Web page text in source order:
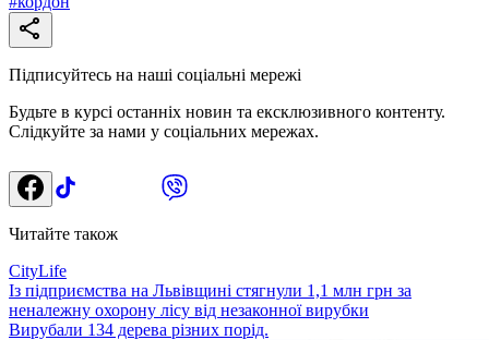
Підписуйтесь на наші соціальні мережі
Будьте в курсі останніх новин та ексклюзивного контенту.
Слідкуйте за нами у соціальних мережах.
Читайте також
CityLife
Із підприємства на Львівщині стягнули 1,1 млн грн за
неналежну охорону лісу від незаконної вирубки
Вирубали 134 дерева різних порід.